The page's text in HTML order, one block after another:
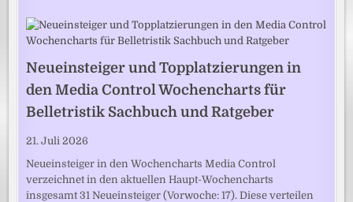
Neueinsteiger und Topplatzierungen in
den Media Control Wochencharts für
Belletristik Sachbuch und Ratgeber
21. Juli 2026
Neueinsteiger in den Wochencharts Media Control
verzeichnet in den aktuellen Haupt-Wochencharts
insgesamt 31 Neueinsteiger (Vorwoche: 17). Diese verteilen